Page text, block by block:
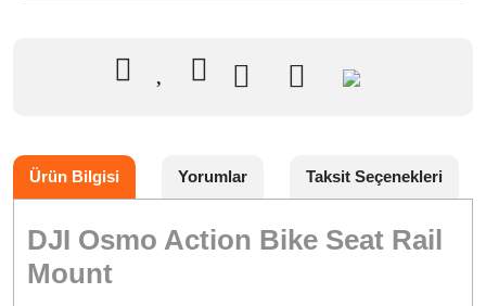
Ürün Bilgisi Yorumlar Taksit Seçenekleri
DJI Osmo Action Bike Seat Rail
Mount